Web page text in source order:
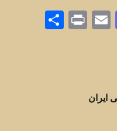
Mastodon
Email
Print
ایران